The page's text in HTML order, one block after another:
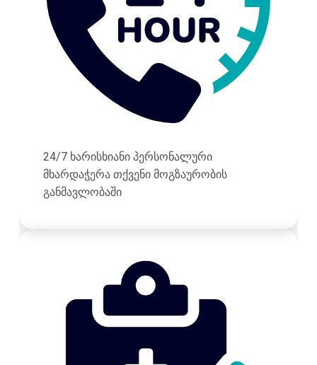
24/7 ხარისხიანი პერსონალური
მხარდაჭერა თქვენი მოგზაურობის
განმავლობაში